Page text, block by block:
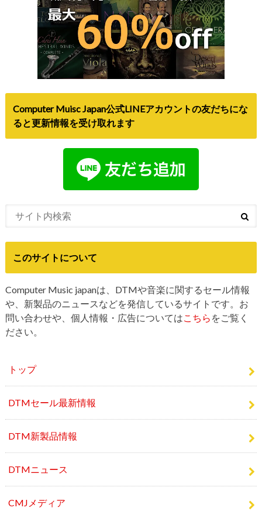
Computer Muisc Japan公式LINEアカウントの友だちにな
ると更新情報を受け取れます
このサイトについて
Computer Music japanは、DTMや音楽に関するセール情報
や、新製品のニュースなどを発信しているサイトです。お
問い合わせや、個人情報・広告についてはこちら をご覧く
ださい。
トップ
DTMセール最新情報
DTM新製品情報
DTMニュース
CMJメディア